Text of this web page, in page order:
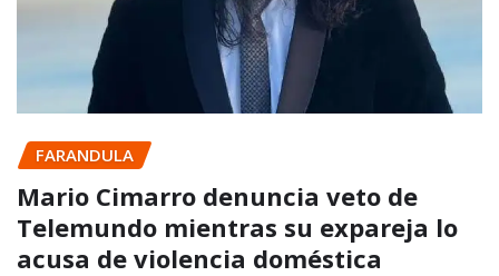
FARANDULA
Mario Cimarro denuncia veto de
Telemundo mientras su expareja lo
acusa de violencia doméstica